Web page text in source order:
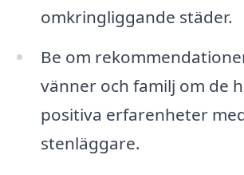
omkringliggande städer.
Be om
vänner och familj om de
positiva erfarenheter
stenläggare.